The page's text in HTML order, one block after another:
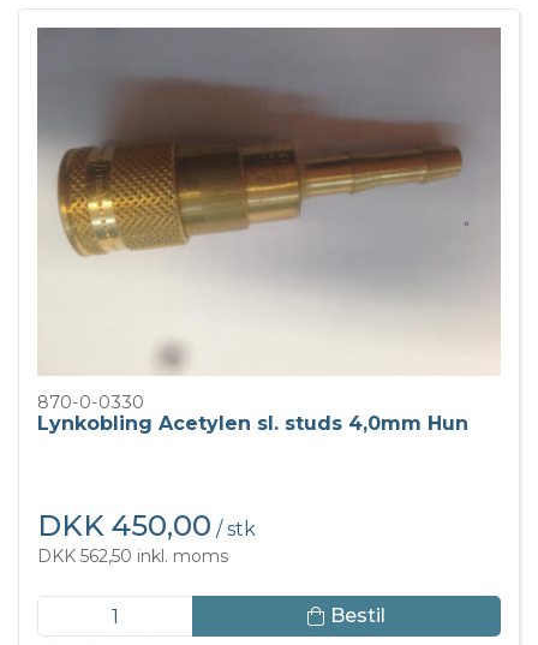
870-0-0330
Lynkobling Acetylen sl. studs 4,0mm Hun
DKK 450,00 / stk
DKK 562,50 inkl. moms
Bestil